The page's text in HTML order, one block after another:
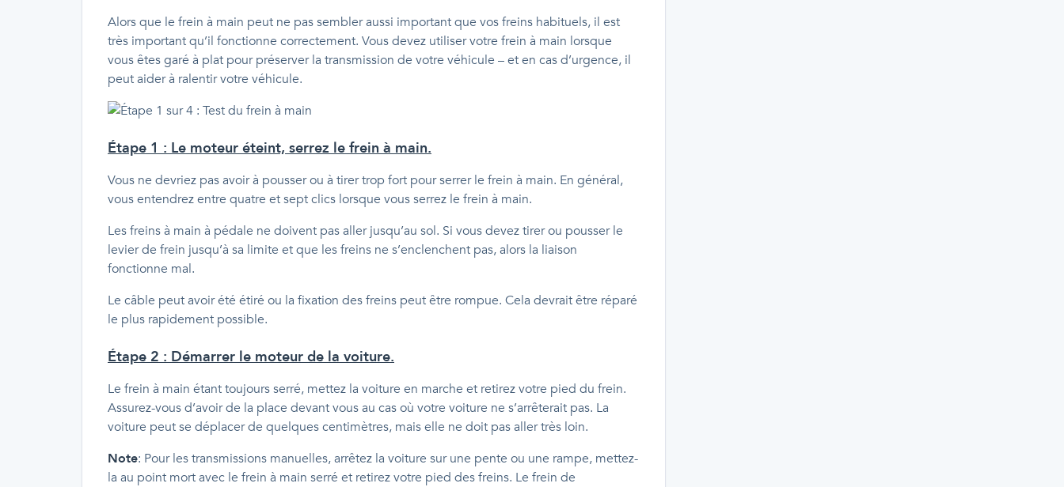
Alors que le frein à main peut ne pas sembler aussi important que vos freins habituels, il est
très important qu’il fonctionne correctement. Vous devez utiliser votre frein à main lorsque
vous êtes garé à plat pour préserver la transmission de votre véhicule – et en cas d’urgence, il
peut aider à ralentir votre véhicule.
Étape 1 : Le moteur éteint, serrez le frein à main.
Vous ne devriez pas avoir à pousser ou à tirer trop fort pour serrer le frein à main. En général,
vous entendrez entre quatre et sept clics lorsque vous serrez le frein à main.
Les freins à main à pédale ne doivent pas aller jusqu’au sol. Si vous devez tirer ou pousser le
levier de frein jusqu’à sa limite et que les freins ne s’enclenchent pas, alors la liaison
fonctionne mal.
Le câble peut avoir été étiré ou la fixation des freins peut être rompue. Cela devrait être réparé
le plus rapidement possible.
Étape 2 : Démarrer le moteur de la voiture.
Le frein à main étant toujours serré, mettez la voiture en marche et retirez votre pied du frein.
Assurez-vous d’avoir de la place devant vous au cas où votre voiture ne s’arrêterait pas. La
voiture peut se déplacer de quelques centimètres, mais elle ne doit pas aller très loin.
Note: Pour les transmissions manuelles, arrêtez la voiture sur une pente ou une rampe, mettez-
la au point mort avec le frein à main serré et retirez votre pied des freins. Le frein de